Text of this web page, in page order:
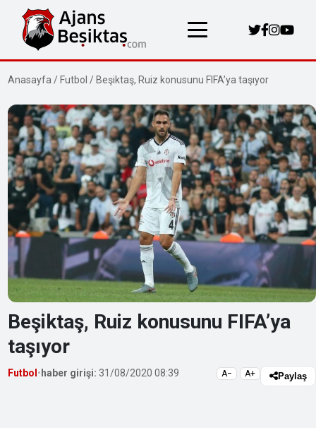
Anasayfa / Futbol / Beşiktaş, Ruiz konusunu FIFA’ya taşıyor
Beşiktaş, Ruiz konusunu FIFA’ya
taşıyor
Futbol • haber girişi: 31/08/2020 08:39 A− A+ Paylaş